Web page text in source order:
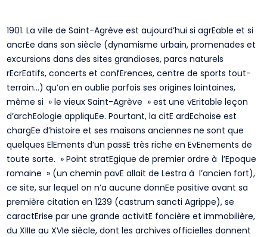
1901. La ville de Saint-Agrève est aujourd’hui si agrEable et si
ancrEe dans son siècle (dynamisme urbain, promenades et
excursions dans des sites grandioses, parcs naturels
rEcrEatifs, concerts et confErences, centre de sports tout-
terrain…) qu’on en oublie parfois ses origines lointaines,
même si » le vieux Saint-Agrève » est une vEritable leçon
d’archEologie appliquEe. Pourtant, la citE ardEchoise est
chargEe d’histoire et ses maisons anciennes ne sont que
quelques ElEments d’un passE très riche en EvEnements de
toute sorte. » Point stratEgique de premier ordre à l’Epoque
romaine » (un chemin pavE allait de Lestra à l’ancien fort),
ce site, sur lequel on n’a aucune donnEe positive avant sa
première citation en 1239 (castrum sancti Agrippe), se
caractErise par une grande activitE foncière et immobilière,
du XIIIe au XVIe siècle, dont les archives officielles donnent